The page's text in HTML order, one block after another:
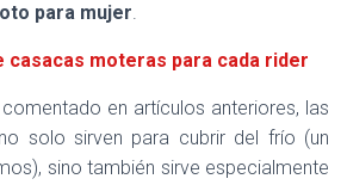
para mujer.
casacas moteras para cada rider
en artículos anteriores, las
solo sirven para cubrir del frío (un
sino también sirve especialmente